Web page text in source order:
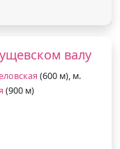
валу
(600 м), м.
(900 м)